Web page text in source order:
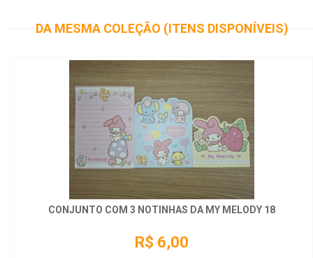
DA MESMA COLEÇÃO (ITENS DISPONÍVEIS)
CONJUNTO COM 3 NOTINHAS DA MY MELODY 18
R$ 6,00